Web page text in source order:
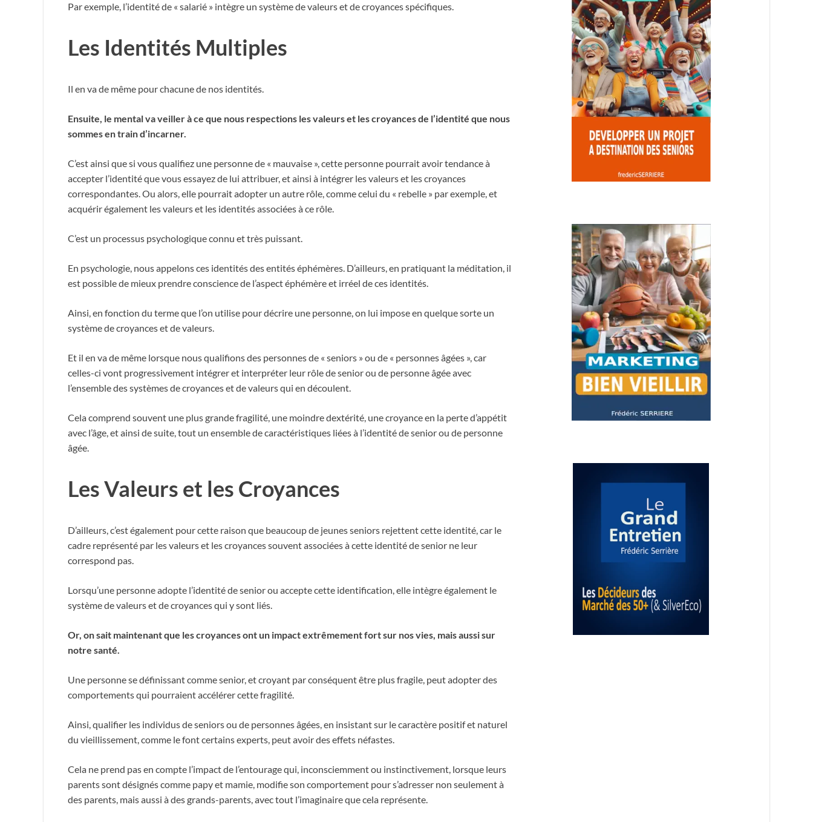
Par exemple, l’identité de « salarié » intègre un système de valeurs et de croyances spécifiques.
Les Identités Multiples
Il en va de même pour chacune de nos identités.
Ensuite, le mental va veiller à ce que nous respections les valeurs et les croyances de l’identité que nous
sommes en train d’incarner.
C’est ainsi que si vous qualifiez une personne de « mauvaise », cette personne pourrait avoir tendance à
accepter l’identité que vous essayez de lui attribuer, et ainsi à intégrer les valeurs et les croyances
correspondantes. Ou alors, elle pourrait adopter un autre rôle, comme celui du « rebelle » par exemple, et
acquérir également les valeurs et les identités associées à ce rôle.
C’est un processus psychologique connu et très puissant.
En psychologie, nous appelons ces identités des entités éphémères. D’ailleurs, en pratiquant la méditation, il
est possible de mieux prendre conscience de l’aspect éphémère et irréel de ces identités.
Ainsi, en fonction du terme que l’on utilise pour décrire une personne, on lui impose en quelque sorte un
système de croyances et de valeurs.
Et il en va de même lorsque nous qualifions des personnes de « seniors » ou de « personnes âgées », car
celles-ci vont progressivement intégrer et interpréter leur rôle de senior ou de personne âgée avec
l’ensemble des systèmes de croyances et de valeurs qui en découlent.
Cela comprend souvent une plus grande fragilité, une moindre dextérité, une croyance en la perte d’appétit
avec l’âge, et ainsi de suite, tout un ensemble de caractéristiques liées à l’identité de senior ou de personne
âgée.
Les Valeurs et les Croyances
D’ailleurs, c’est également pour cette raison que beaucoup de jeunes seniors rejettent cette identité, car le
cadre représenté par les valeurs et les croyances souvent associées à cette identité de senior ne leur
correspond pas.
Lorsqu’une personne adopte l’identité de senior ou accepte cette identification, elle intègre également le
système de valeurs et de croyances qui y sont liés.
Or, on sait maintenant que les croyances ont un impact extrêmement fort sur nos vies, mais aussi sur
notre santé.
Une personne se définissant comme senior, et croyant par conséquent être plus fragile, peut adopter des
comportements qui pourraient accélérer cette fragilité.
Ainsi, qualifier les individus de seniors ou de personnes âgées, en insistant sur le caractère positif et naturel
du vieillissement, comme le font certains experts, peut avoir des effets néfastes.
Cela ne prend pas en compte l’impact de l’entourage qui, inconsciemment ou instinctivement, lorsque leurs
parents sont désignés comme papy et mamie, modifie son comportement pour s’adresser non seulement à
des parents, mais aussi à des grands-parents, avec tout l’imaginaire que cela représente.